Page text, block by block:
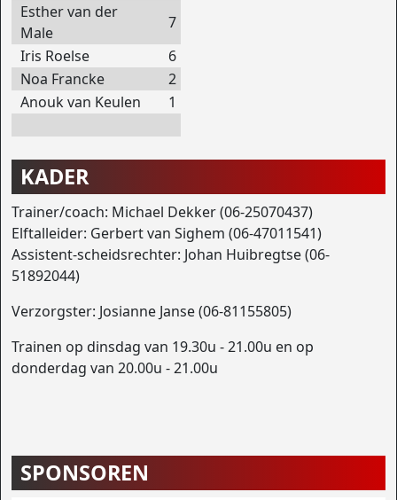
Esther van der
Male
7
Iris Roelse
6
Noa Francke
2
Anouk van Keulen
1
KADER
Trainer/coach: Michael Dekker (06-25070437)
Elftalleider: Gerbert van Sighem (06-47011541)
Assistent-scheidsrechter: Johan Huibregtse (06-
51892044)
Verzorgster: Josianne Janse (06-81155805)
Trainen op dinsdag van 19.30u - 21.00u en op
donderdag van 20.00u - 21.00u
SPONSOREN